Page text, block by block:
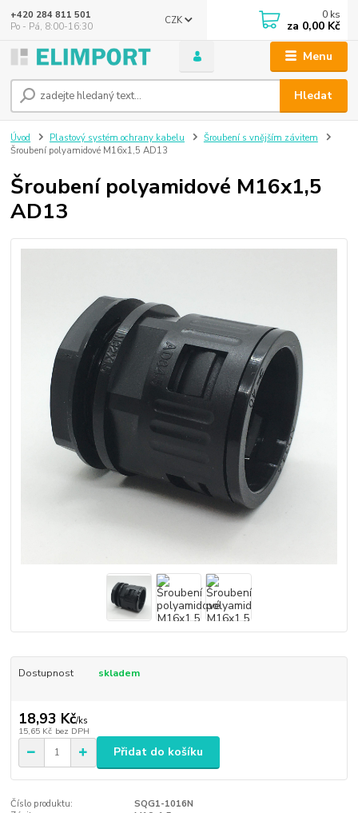
Menu
CZK
Hledat
+420 284 811 501
Po - Pá, 8:00-16:30
0 ks
za 0,00 Kč
Úvod Plastový systém ochrany kabelu
Šroubení s vnějším závitem
Šroubení polyamidové M16x1,5 AD13
Šroubení polyamidové M16x1,5
AD13
Dostupnost skladem
18,93 Kč/ks
15,65 Kč bez DPH
Přidat do košíku
Číslo produktu:
SQG1-1016N